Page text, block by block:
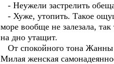
- Неужели застрелить
- Хуже, утопить. Такое
море вообще не залезала,
на дно утащит.
От спокойного тона Жанны
Милая женская